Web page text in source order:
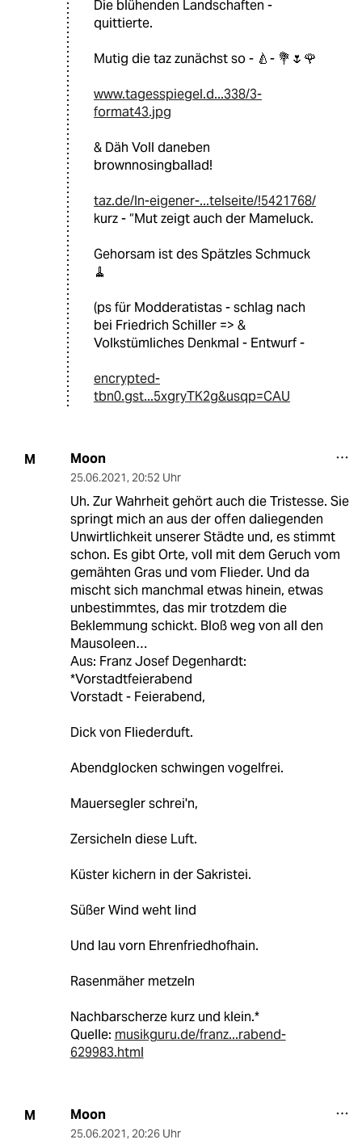
Die blühenden Landschaften -
quittierte.
Mutig die taz zunächst so - 🍐- 💐🌷🌹
www.tagesspiegel.d...338/3-
format43.jpg
& Däh Voll daneben
brownnosingballad!
taz.de/In-eigener-...telseite/!5421768/
kurz - “Mut zeigt auch der Mameluck.
Gehorsam ist des Spätzles Schmuck
🧹
(ps für Modderatistas - schlag nach
bei Friedrich Schiller => &
Volkstümliches Denkmal - Entwurf -
encrypted-
tbn0.gst...5xgryTK2g&usqp=CAU
M Moon
25.06.2021, 20:52 Uhr
Uh. Zur Wahrheit gehört auch die Tristesse. Sie
springt mich an aus der offen daliegenden
Unwirtlichkeit unserer Städte und, es stimmt
schon. Es gibt Orte, voll mit dem Geruch vom
gemähten Gras und vom Flieder. Und da
mischt sich manchmal etwas hinein, etwas
unbestimmtes, das mir trotzdem die
Beklemmung schickt. Bloß weg von all den
Mausoleen…
Aus: Franz Josef Degenhardt:
*Vorstadtfeierabend
Vorstadt - Feierabend,
Dick von Fliederduft.
Abendglocken schwingen vogelfrei.
Mauersegler schrei'n,
Zersicheln diese Luft.
Küster kichern in der Sakristei.
Süßer Wind weht lind
Und lau vorn Ehrenfriedhofhain.
Rasenmäher metzeln
Nachbarscherze kurz und klein.*
Quelle: musikguru.de/franz...rabend-
629983.html
M Moon
25.06.2021, 20:26 Uhr